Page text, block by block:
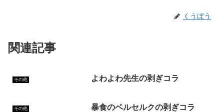
くうぼう
関連記事
その他 よわよわ先生の剥ぎコラ
その他 暴食のベルセルクの剥ぎコラ